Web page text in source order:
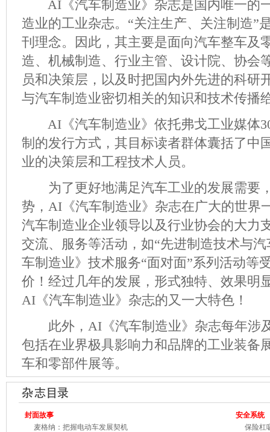
AI《汽车制造业》杂志是国内唯一的
造业的工业杂志。“关注生产、关注制造”
刊理念。因此，其主要是面向汽车整车及
造、机械制造、行业主管、设计院、协会
员和决策层，以及时把国内外先进的科研
与汽车制造业密切相关的知识和技术传播
AI《汽车制造业》依托弗戈工业媒体
制的发行方式，其目标读者群体囊括了中
业的决策层和工程技术人员。
为了更好地满足汽车工业的发展需要
势，AI《汽车制造业》杂志在广大的世界
汽车制造业企业领导以及行业协会的大力
交流、服务等活动，如“先进制造技术与
车制造业》技术服务“面对面”系列活动等
价！经过几年的发展，形式独特、效果明
AI《汽车制造业》杂志的又一大特色！
此外，AI《汽车制造业》杂志每年涉
包括在业界极具影响力和品牌的工业装备
车和零部件展等。
封面故事
麦格纳：把握电动车发展契机
安全系统
保险杠